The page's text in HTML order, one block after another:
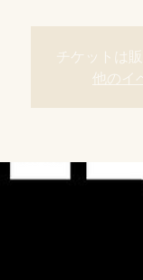
チケットは
他のイ